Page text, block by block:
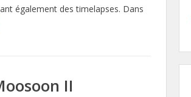
également des timelapses. Dans
II